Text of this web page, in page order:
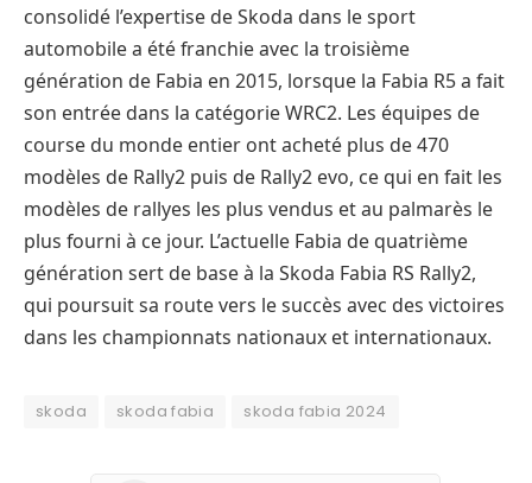
consolidé l’expertise de Skoda dans le sport
automobile a été franchie avec la troisième
génération de Fabia en 2015, lorsque la Fabia R5 a fait
son entrée dans la catégorie WRC2. Les équipes de
course du monde entier ont acheté plus de 470
modèles de Rally2 puis de Rally2 evo, ce qui en fait les
modèles de rallyes les plus vendus et au palmarès le
plus fourni à ce jour. L’actuelle Fabia de quatrième
génération sert de base à la Skoda Fabia RS Rally2,
qui poursuit sa route vers le succès avec des victoires
dans les championnats nationaux et internationaux.
skoda skoda fabia skoda fabia 2024